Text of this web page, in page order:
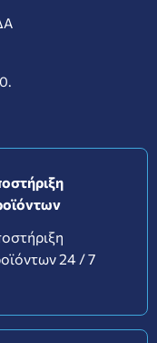
24 / 7